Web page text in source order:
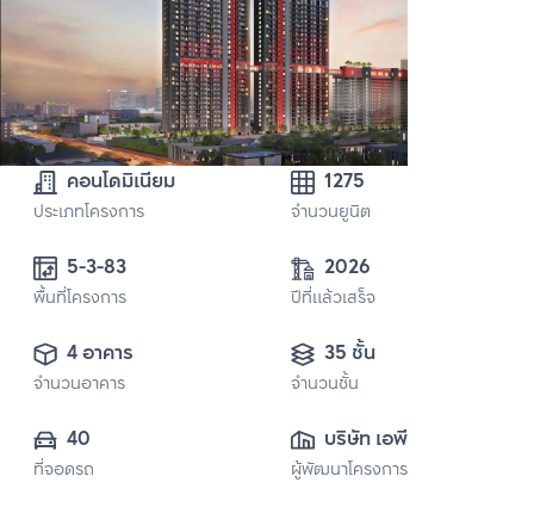
คอนโดมิเนียม
ประเภทโครงการ
1275
จำนวนยูนิต
5-3-83
พื้นที่โครงการ
2026
ปีที่แล้วเสร็จ
4 อาคาร
จำนวนอาคาร
35 ชั้น
จำนวนชั้น
40
ที่จอดรถ
บริษัท เอพี เอ็มอี 21
จำกัด
ผู้พัฒนาโครงการ